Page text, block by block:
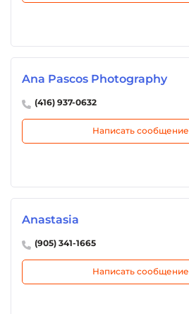
Ana Pascos Photography
(416) 937-0632
Написать сообщение
Anastasia
(905) 341-1665
Написать сообщение